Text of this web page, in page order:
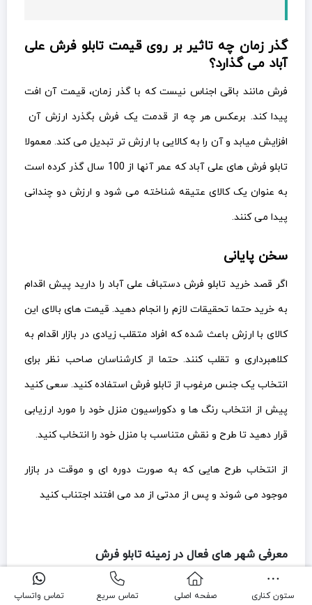
گذر زمان چه تاثیر بر روی قیمت تابلو فرش علی
آباد می گذارد؟
فرش مانند باقی اجناس نیست که با گذر زمان، قیمت آن افت
پیدا کند. برعکس هر چه از قدمت یک فرش بگذرد ارزش آن
افزایش میابد و آن را به کالایی با ارزش تر تبدیل می کند. معمولا
تابلو فرش های علی آباد که عمر آنها از 100 سال گذر کرده است
به عنوان یک کالای عتیقه شناخته می شود و ارزش دو چندانی
پیدا می کنند.
سخن پایانی
اگر قصد خرید تابلو فرش دستباف علی آباد را دارید پیش اقدام
به خرید حتما تحقیقات لازم را انجام دهید. قیمت های بالای این
کالای با ارزش باعث شده که افراد متقلب زیادی در بازار اقدام به
کلاهبرداری و تقلب کنند. حتما از کارشناسان صاحب نظر برای
انتخاب یک جنس مرغوب از تابلو فرش استفاده کنید. سعی کنید
پیش از انتخاب رنگ ها و دکوراسیون منزل خود را مورد ارزیابی
قرار دهید تا طرح و نقش متناسب با منزل خود را انتخاب کنید.
از انتخاب طرح هایی که به صورت دوره ای و موقت در بازار
موجود می شوند و پس از مدتی از مد می افتند اجتناب کنید
معرفی شهر های فعال در زمینه تابلو فرش
تابلو فرش سردرودستون کناری صفحه اصلی تماس سریع تماس واتساپ